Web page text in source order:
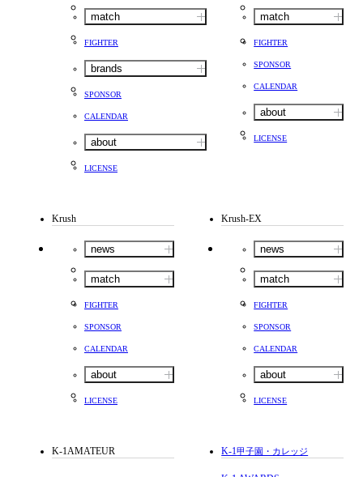
match
FIGHTER
brands
SPONSOR
CALENDAR
about
LICENSE
match
FIGHTER
SPONSOR
CALENDAR
about
LICENSE
Krush
news
match
FIGHTER
SPONSOR
CALENDAR
about
LICENSE
Krush-EX
news
match
FIGHTER
SPONSOR
CALENDAR
about
LICENSE
K-1AMATEUR K-1甲子園・カレッジ